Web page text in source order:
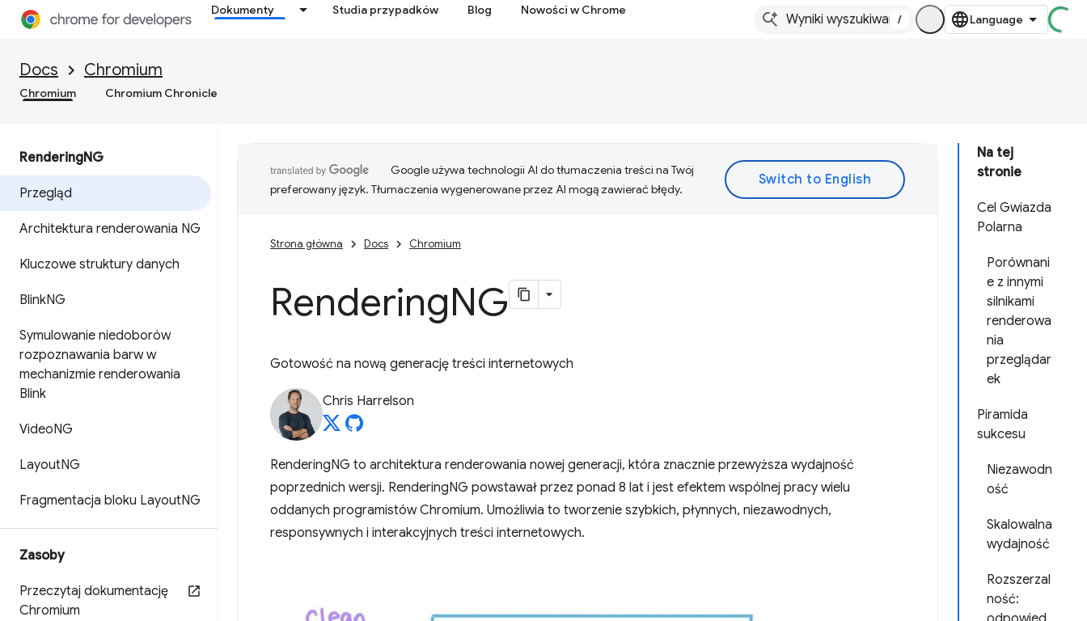
Dokumenty Studia przypadków Blog Nowości w Chrome
/
Docs Chromium
Chromium Chromium Chronicle
RenderingNG
Przegląd
Architektura renderowania NG
Kluczowe struktury danych
BlinkNG
Symulowanie niedoborów
rozpoznawania barw w
mechanizmie renderowania
Blink
VideoNG
LayoutNG
Fragmentacja bloku LayoutNG
Zasoby
Przeczytaj dokumentację
Chromium
Na tej
stronie
Cel Gwiazda
Polarna
Porównani
e z innymi
silnikami
renderowa
nia
przeglądar
ek
Piramida
sukcesu
Niezawodn
ość
Skalowalna
wydajność
Rozszerzal
ność:
Google używa technologii AI do tłumaczenia treści na Twój
preferowany język. Tłumaczenia wygenerowane przez AI mogą zawierać błędy.
Strona główna Docs Chromium
RenderingNG
Gotowość na nową generację treści internetowych
Chris Harrelson
RenderingNG to architektura renderowania nowej generacji, która znacznie przewyższa wydajność
poprzednich wersji. RenderingNG powstawał przez ponad 8 lat i jest efektem wspólnej pracy wielu
oddanych programistów Chromium. Umożliwia to tworzenie szybkich, płynnych, niezawodnych,
responsywnych i interakcyjnych treści internetowych.